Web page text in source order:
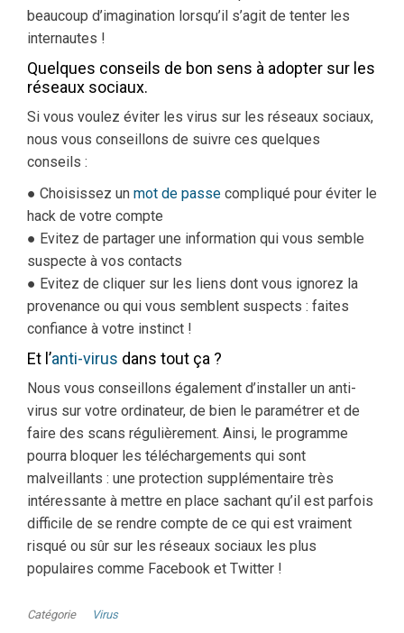
beaucoup d’imagination lorsqu’il s’agit de tenter les
internautes !
Quelques conseils de bon sens à adopter sur les
réseaux sociaux.
Si vous voulez éviter les virus sur les réseaux sociaux,
nous vous conseillons de suivre ces quelques
conseils :
● Choisissez un mot de passe compliqué pour éviter le
hack de votre compte
● Evitez de partager une information qui vous semble
suspecte à vos contacts
● Evitez de cliquer sur les liens dont vous ignorez la
provenance ou qui vous semblent suspects : faites
confiance à votre instinct !
Et l’anti-virus dans tout ça ?
Nous vous conseillons également d’installer un anti-
virus sur votre ordinateur, de bien le paramétrer et de
faire des scans régulièrement. Ainsi, le programme
pourra bloquer les téléchargements qui sont
malveillants : une protection supplémentaire très
intéressante à mettre en place sachant qu’il est parfois
difficile de se rendre compte de ce qui est vraiment
risqué ou sûr sur les réseaux sociaux les plus
populaires comme Facebook et Twitter !
Catégorie Virus